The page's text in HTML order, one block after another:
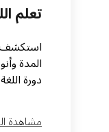
تعلم
استكشف
المدة
دورة
مشاهدة